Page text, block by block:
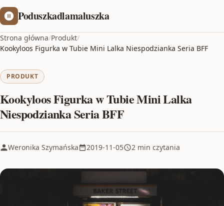
Poduszkadlamaluszka
Strona główna/Produkt/
Kookyloos Figurka w Tubie Mini Lalka Niespodzianka Seria BFF
PRODUKT
Kookyloos Figurka w Tubie Mini Lalka
Niespodzianka Seria BFF
Weronika Szymańska 2019-11-05 2 min czytania